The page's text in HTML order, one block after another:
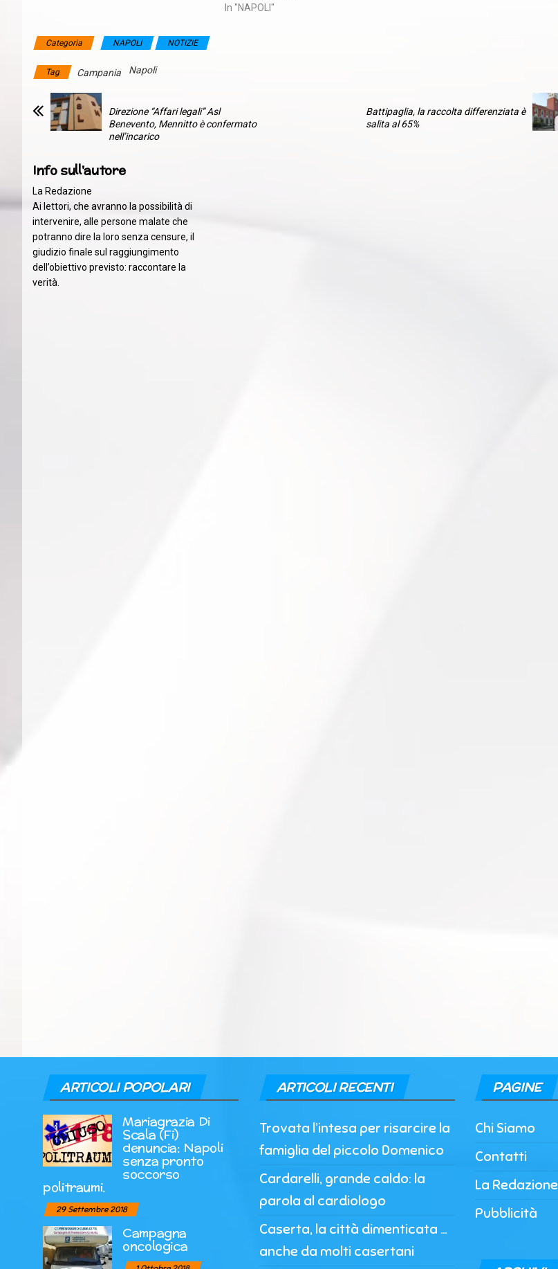
In "NAPOLI"
Categoria NAPOLI NOTIZIE
Tag Campania Napoli
Direzione “Affari legali” Asl
Benevento, Mennitto è confermato
nell’incarico
Battipaglia, la raccolta differenziata è
salita al 65%
Info sull'autore
La Redazione
Ai lettori, che avranno la possibilità di
intervenire, alle persone malate che
potranno dire la loro senza censure, il
giudizio finale sul raggiungimento
dell’obiettivo previsto: raccontare la
verità.
ARTICOLI POPOLARI
Mariagrazia Di
Scala (Fi)
denuncia: Napoli
senza pronto
soccorso
politraumi.
29 Settembre 2018
Campagna
oncologica
ARTICOLI RECENTI
Trovata l’intesa per risarcire la
famiglia del piccolo Domenico
Cardarelli, grande caldo: la
parola al cardiologo
Caserta, la città dimenticata …
anche da molti casertani
PAGINE
Chi Siamo
Contatti
La Redazione
Pubblicità